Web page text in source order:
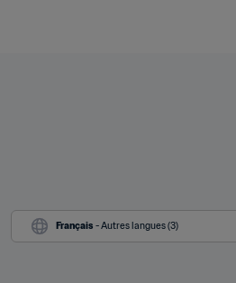
Français - Autres langues (3)